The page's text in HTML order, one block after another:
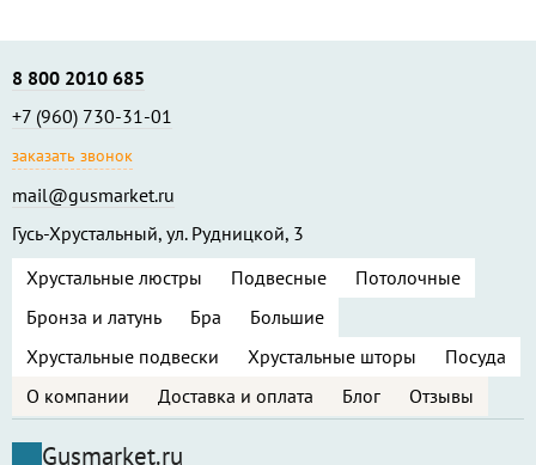
Хрустальные люстры Подвесные
Потолочные
Бронза и латунь
Бра
Большие
Хрустальные подвески
Хрустальные шторы Посуда
8 800 2010 685
+7 (960) 730-31-01
заказать звонок
mail@gusmarket.ru
Гусь-Хрустальный, ул. Рудницкой, 3
О компании Доставка и оплата Блог Отзывы
Gusmarket.ru